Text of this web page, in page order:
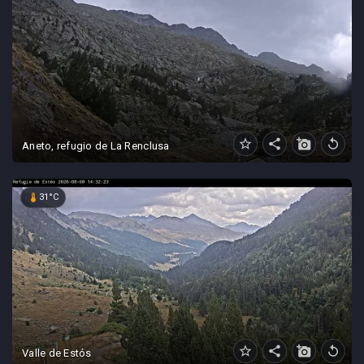
star_border share add_a_photo replay
Aneto, refugio de La Renclusa
star_border share add_a_photo replay
device_thermostat 31°C
Valle de Estós